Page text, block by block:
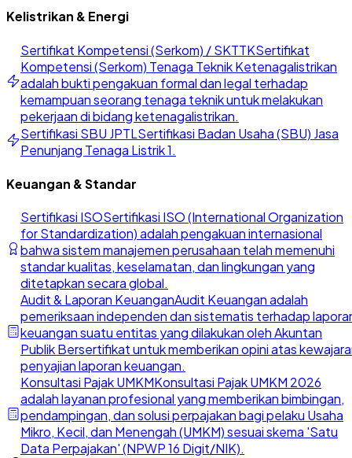
Kelistrikan & Energi
Sertifikat Kompetensi (Serkom) / SKTTKSertifikat
Kompetensi (Serkom) Tenaga Teknik Ketenagalistrikan
adalah bukti pengakuan formal dan legal terhadap
kemampuan seorang tenaga teknik untuk melakukan
pekerjaan di bidang ketenagalistrikan.
Sertifikasi SBU JPTLSertifikasi Badan Usaha (SBU) Jasa
Penunjang Tenaga Listrik 1.
Keuangan & Standar
Sertifikasi ISOSertifikasi ISO (International Organization
for Standardization) adalah pengakuan internasional
bahwa sistem manajemen perusahaan telah memenuhi
standar kualitas, keselamatan, dan lingkungan yang
ditetapkan secara global.
Audit & Laporan KeuanganAudit Keuangan adalah
pemeriksaan independen dan sistematis terhadap
keuangan suatu entitas yang dilakukan oleh Akuntan
Publik Bersertifikat untuk memberikan opini atas
penyajian laporan keuangan.
Konsultasi Pajak UMKMKonsultasi Pajak UMKM 2026
adalah layanan profesional yang memberikan bimbingan,
pendampingan, dan solusi perpajakan bagi pelaku Usaha
Mikro, Kecil, dan Menengah (UMKM) sesuai skema 'Satu
Data Perpajakan' (NPWP 16 Digit/NIK).